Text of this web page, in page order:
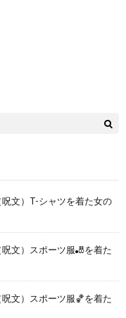
文）T-シャツを着た女の
文）スポーツ服🎳を着た
文）スポーツ服🏀を着た